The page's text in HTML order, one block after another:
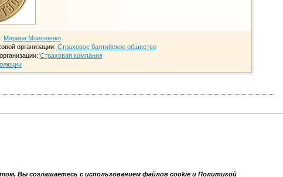
Марина Моисеенко
организации: Страховое балтийское общество
Страховая компания
Вы соглашаетесь с использованием файлов cookie и Политикой